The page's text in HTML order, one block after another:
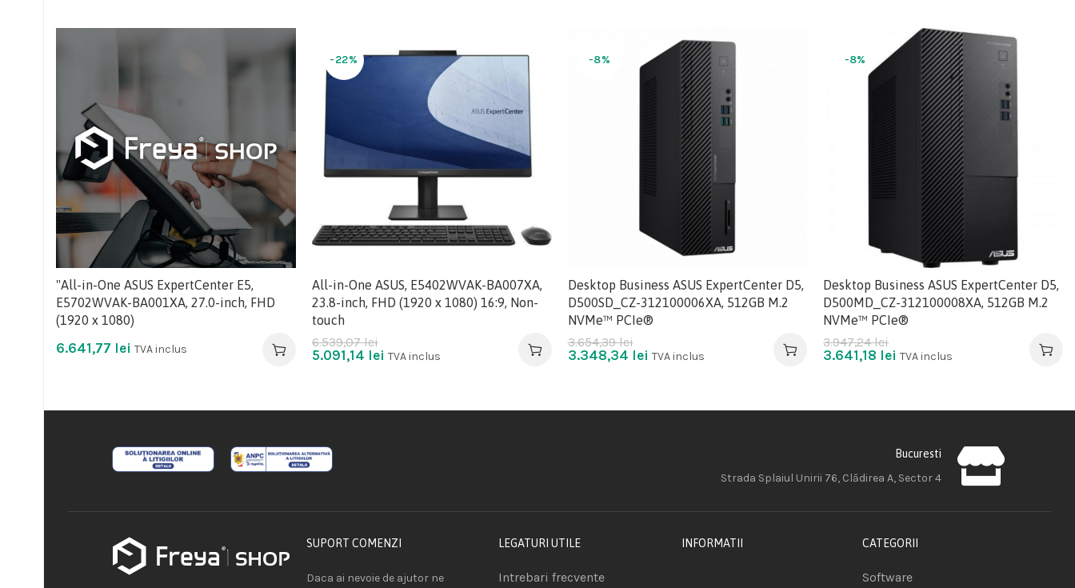
"All-in-One ASUS ExpertCenter E5,
E5702WVAK-BA001XA, 27.0-inch, FHD
(1920 x 1080)
6.641,77 lei TVA inclus
-22%
All-in-One ASUS, E5402WVAK-BA007XA,
23.8-inch, FHD (1920 x 1080) 16:9, Non-
touch
6.539,07lei
5.091,14 lei TVA inclus
-8%
Desktop Business ASUS ExpertCenter D5,
D500SD_CZ-312100006XA, 512GB M.2
NVMe™ PCIe®
3.654,39lei
3.348,34 lei TVA inclus
-8%
Desktop Business ASUS ExpertCenter D5,
D500MD_CZ-312100008XA, 512GB M.2
NVMe™ PCIe®
3.947,24lei
3.641,18 lei TVA inclus
Bucuresti
Strada Splaiul Unirii 76, Clădirea A, Sector 4
SUPORT COMENZI
Daca ai nevoie de ajutor ne
LEGATURI UTILE
Intrebari frecvente
INFORMATII CATEGORII
Software